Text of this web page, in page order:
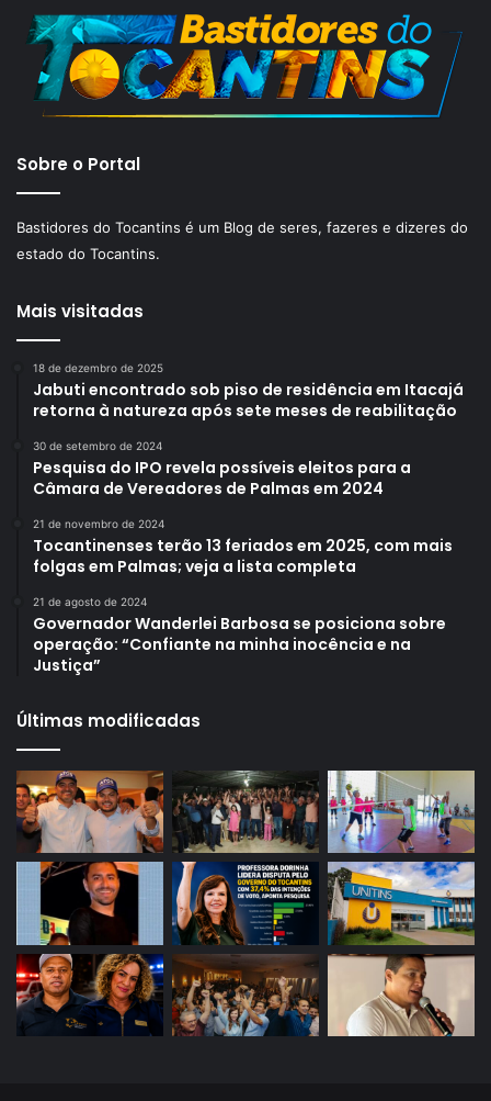
Sobre o Portal
Bastidores do Tocantins é um Blog de seres, fazeres e dizeres do
estado do Tocantins.
Mais visitadas
18 de dezembro de 2025
Jabuti encontrado sob piso de residência em Itacajá
retorna à natureza após sete meses de reabilitação
30 de setembro de 2024
Pesquisa do IPO revela possíveis eleitos para a
Câmara de Vereadores de Palmas em 2024
21 de novembro de 2024
Tocantinenses terão 13 feriados em 2025, com mais
folgas em Palmas; veja a lista completa
21 de agosto de 2024
Governador Wanderlei Barbosa se posiciona sobre
operação: “Confiante na minha inocência e na
Justiça”
Últimas modificadas